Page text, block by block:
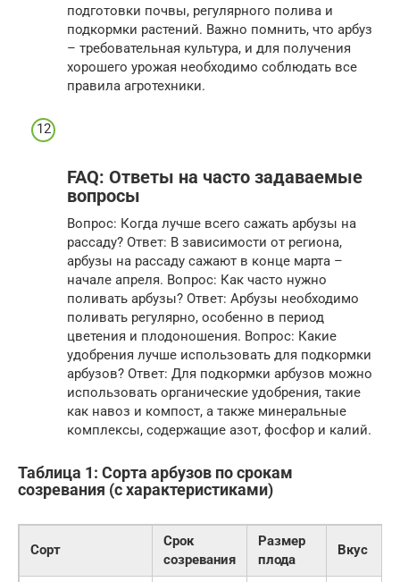
подготовки почвы, регулярного полива и
подкормки растений. Важно помнить, что арбуз
– требовательная культура, и для получения
хорошего урожая необходимо соблюдать все
правила агротехники.
FAQ: Ответы на часто задаваемые
вопросы
Вопрос: Когда лучше всего сажать арбузы на
рассаду? Ответ: В зависимости от региона,
арбузы на рассаду сажают в конце марта –
начале апреля. Вопрос: Как часто нужно
поливать арбузы? Ответ: Арбузы необходимо
поливать регулярно, особенно в период
цветения и плодоношения. Вопрос: Какие
удобрения лучше использовать для подкормки
арбузов? Ответ: Для подкормки арбузов можно
использовать органические удобрения, такие
как навоз и компост, а также минеральные
комплексы, содержащие азот, фосфор и калий.
Таблица 1: Сорта арбузов по срокам
созревания (с характеристиками)
Сорт
Срок
созревания
Размер
плода
Вкус